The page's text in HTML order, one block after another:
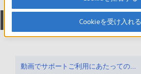
ダウンロード 取扱説明書
動画でサポートご利用にあたってのお願い
Cookieを受け入れる